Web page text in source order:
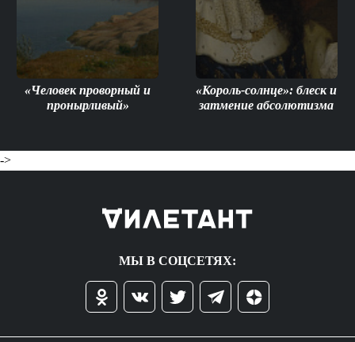
«Человек проворный и
пронырливый»
«Король-солнце»: блеск и
затмение абсолютизма
->
МЫ В СОЦСЕТЯХ: